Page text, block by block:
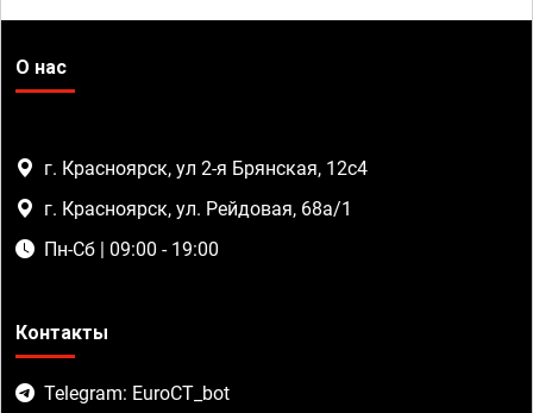
О нас
г. Красноярск, ул 2-я Брянская, 12с4
г. Красноярск, ул. Рейдовая, 68а/1
Пн-Сб | 09:00 - 19:00
Контакты
Telegram: EuroCT_bot